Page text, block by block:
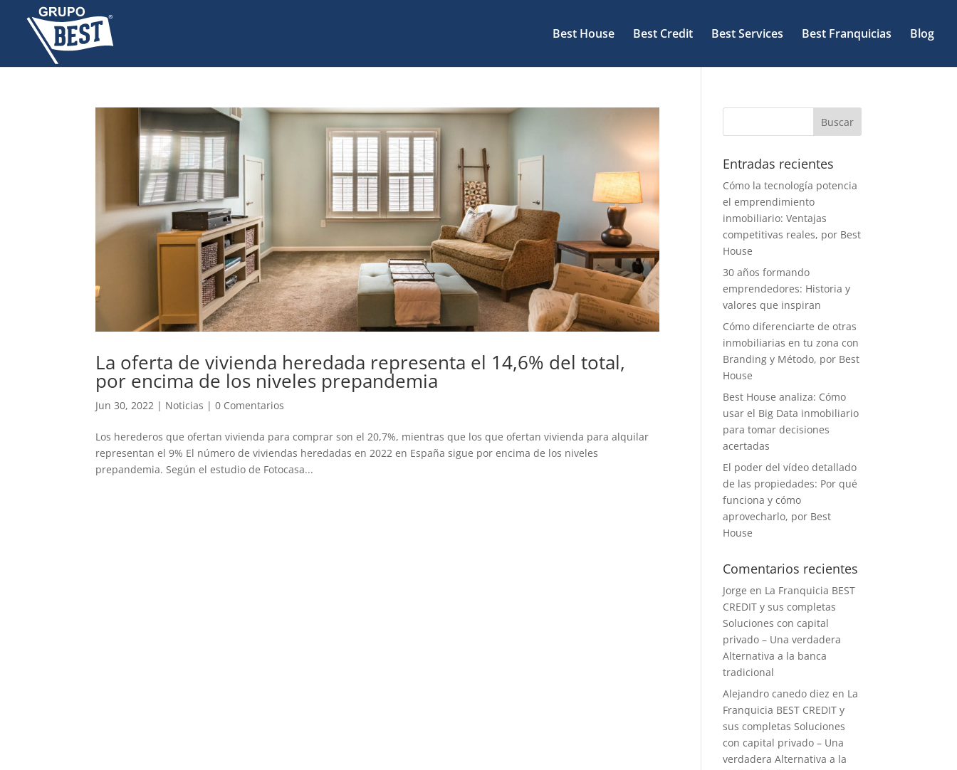
Best House Best Credit Best Services Best Franquicias Blog
La oferta de vivienda heredada representa el 14,6% del total,
por encima de los niveles prepandemia
Jun 30, 2022 | Noticias |0 Comentarios
Los herederos que ofertan vivienda para comprar son el 20,7%, mientras que los que ofertan vivienda para alquilar
representan el 9% El número de viviendas heredadas en 2022 en España sigue por encima de los niveles
prepandemia. Según el estudio de Fotocasa...
Entradas recientes
Cómo la tecnología potencia
el emprendimiento
inmobiliario: Ventajas
competitivas reales, por Best
House
30 años formando
emprendedores: Historia y
valores que inspiran
Cómo diferenciarte de otras
inmobiliarias en tu zona con
Branding y Método, por Best
House
Best House analiza: Cómo
usar el Big Data inmobiliario
para tomar decisiones
acertadas
El poder del vídeo detallado
de las propiedades: Por qué
funciona y cómo
aprovecharlo, por Best
House
Comentarios recientes
Jorge en La Franquicia BEST
CREDIT y sus completas
Soluciones con capital
privado – Una verdadera
Alternativa a la banca
tradicional
Alejandro canedo diez en La
Franquicia BEST CREDIT y
sus completas Soluciones
con capital privado – Una
verdadera Alternativa a la